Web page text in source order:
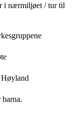
i nærmiljøet / tur til